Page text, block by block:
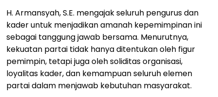
H. Armansyah, S.E. mengajak seluruh pengurus dan
kader untuk menjadikan amanah kepemimpinan ini
sebagai tanggung jawab bersama. Menurutnya,
kekuatan partai tidak hanya ditentukan oleh figur
pemimpin, tetapi juga oleh soliditas organisasi,
loyalitas kader, dan kemampuan seluruh elemen
partai dalam menjawab kebutuhan masyarakat.